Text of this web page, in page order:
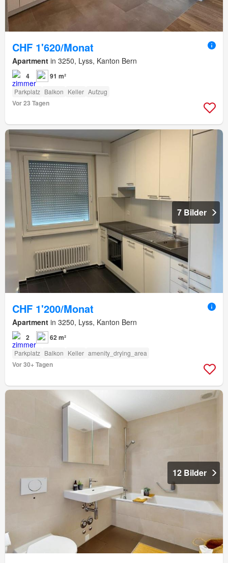
CHF 1'620/Monat
Apartment in 3250, Lyss, Kanton Bern
4 91 m²
Parkplatz Balkon Keller Aufzug
Vor 23 Tagen
7 Bilder
CHF 1'200/Monat
Apartment in 3250, Lyss, Kanton Bern
2 62 m²
Parkplatz Balkon Keller amenity_drying_area
Vor 30+ Tagen
12 Bilder